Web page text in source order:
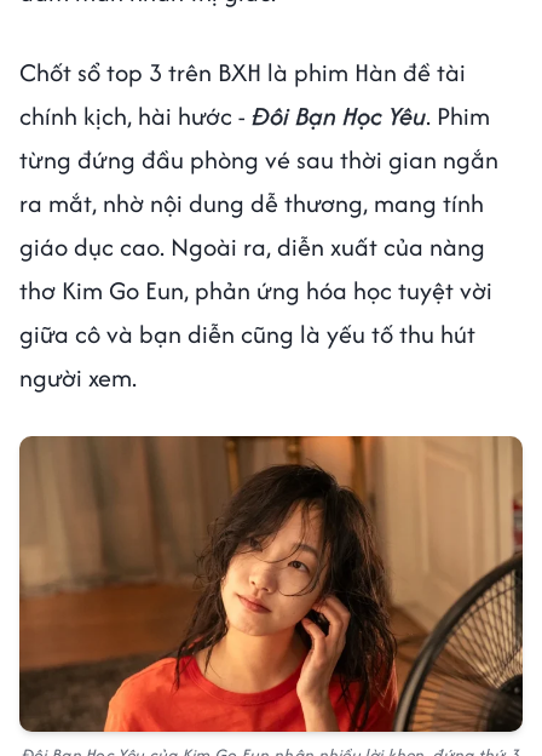
Chốt sổ top 3 trên BXH là phim Hàn đề tài
chính kịch, hài hước - Đôi Bạn Học Yêu. Phim
từng đứng đầu phòng vé sau thời gian ngắn
ra mắt, nhờ nội dung dễ thương, mang tính
giáo dục cao. Ngoài ra, diễn xuất của nàng
thơ Kim Go Eun, phản ứng hóa học tuyệt vời
giữa cô và bạn diễn cũng là yếu tố thu hút
người xem.